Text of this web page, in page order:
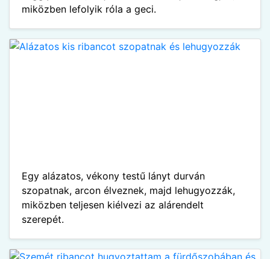
miközben lefolyik róla a geci.
Egy alázatos, vékony testű lányt durván
szopatnak, arcon élveznek, majd lehugyozzák,
miközben teljesen kiélvezi az alárendelt
szerepét.